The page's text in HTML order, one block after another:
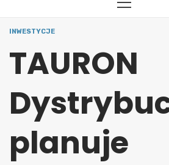
PRIMARY
INWESTYCJE
TAURON
planuje